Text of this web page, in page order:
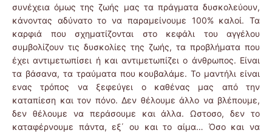
συνέχεια όμως της ζωής μας τα πράγματα δυσκολεύουν,
κάνοντας αδύνατο το να παραμείνουμε 100% καλοί. Τα
καρφιά που σχηματίζονται στο κεφάλι του αγγέλου
συμβολίζουν τις δυσκολίες της ζωής, τα προβλήματα που
έχει αντιμετωπίσει ή και αντιμετωπίζει ο άνθρωπος. Είναι
τα βάσανα, τα τραύματα που κουβαλάμε. Το μαντήλι είναι
ενας τρόπος να ξεφεύγει ο καθένας μας από την
καταπίεση και τον πόνο. Δεν θέλουμε άλλο να βλέπουμε,
δεν θέλουμε να περάσουμε και άλλα. Ωστοσο, δεν το
καταφέρνουμε πάντα, εξ΄ ου και το αίμα… Όσο και να